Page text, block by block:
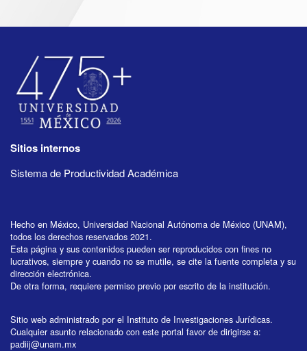
Sitios internos
Sistema de Productividad Académica
Hecho en México, Universidad Nacional Autónoma de México (UNAM),
todos los derechos reservados 2021.
Esta página y sus contenidos pueden ser reproducidos con fines no
lucrativos, siempre y cuando no se mutile, se cite la fuente completa y su
dirección electrónica.
De otra forma, requiere permiso previo por escrito de la institución.
Sitio web administrado por el Instituto de Investigaciones Jurídicas.
Cualquier asunto relacionado con este portal favor de dirigirse a:
padiij@unam.mx